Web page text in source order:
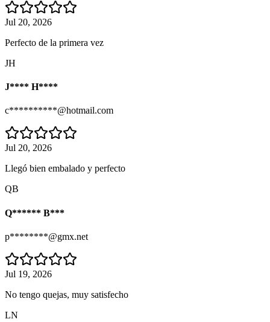
Jul 20, 2026
Perfecto de la primera vez
JH
J**** H****
c**********@hotmail.com
Jul 20, 2026
Llegó bien embalado y perfecto
QB
Q****** B***
p********@gmx.net
Jul 19, 2026
No tengo quejas, muy satisfecho
LN